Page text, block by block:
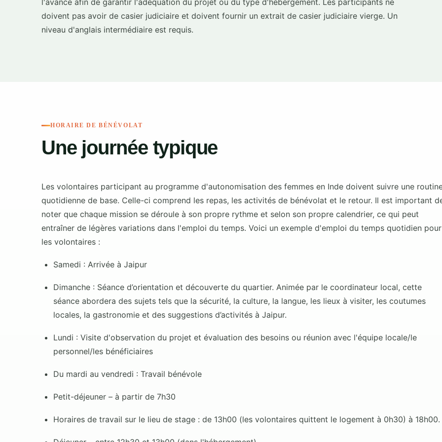
l'avance afin de garantir l'adéquation du projet ou du type d'hébergement. Les participants ne
doivent pas avoir de casier judiciaire et doivent fournir un extrait de casier judiciaire vierge. Un
niveau d'anglais intermédiaire est requis.
HORAIRE DE BÉNÉVOLAT
Une journée typique
Les volontaires participant au programme d'autonomisation des femmes en Inde doivent suivre une
quotidienne de base. Celle-ci comprend les repas, les activités de bénévolat et le retour. Il est important
noter que chaque mission se déroule à son propre rythme et selon son propre calendrier, ce qui peut
entraîner de légères variations dans l'emploi du temps. Voici un exemple d'emploi du temps quotidien pour
les volontaires :
Samedi : Arrivée à Jaipur
Dimanche : Séance d’orientation et découverte du quartier. Animée par le coordinateur local, cette
séance abordera des sujets tels que la sécurité, la culture, la langue, les lieux à visiter, les coutumes
locales, la gastronomie et des suggestions d’activités à Jaipur.
Lundi : Visite d'observation du projet et évaluation des besoins ou réunion avec l'équipe locale/le
personnel/les bénéficiaires
Du mardi au vendredi : Travail bénévole
Petit-déjeuner – à partir de 7h30
Horaires de travail sur le lieu de stage : de 13h00 (les volontaires quittent le logement à 0h30) à 18h00.